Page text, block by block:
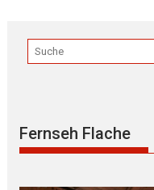
Fernseh Flache